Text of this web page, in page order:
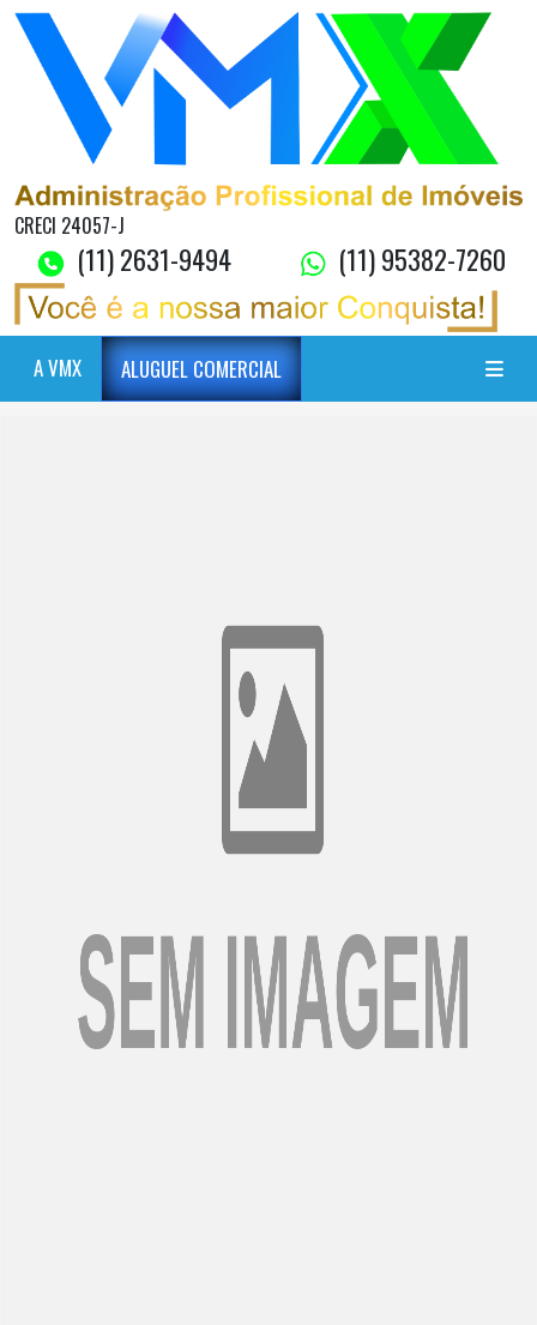
CRECI 24057-J
(11) 2631-9494 (11) 95382-7260
A VMX ALUGUEL COMERCIAL